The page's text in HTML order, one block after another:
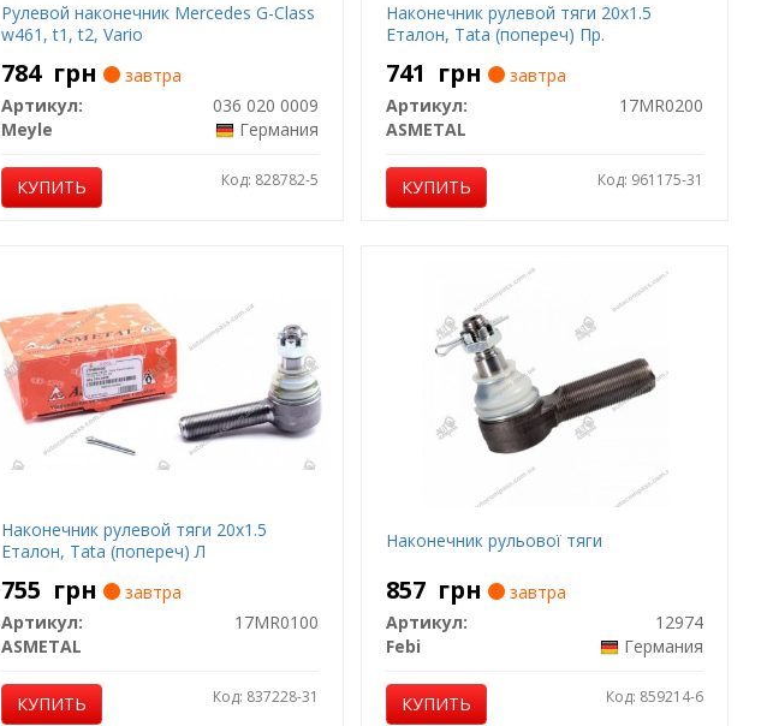
Рулевой наконечник Mercedes G-Class
w461, t1, t2, Vario
784 грн
завтра
Артикул:
036 020 0009
Meyle
Германия
КУПИТЬ Код: 828782-5
Наконечник рулевой тяги 20x1.5
Еталон, Tata (попереч) Пр.
741 грн
завтра
Артикул:
17MR0200
ASMETAL
КУПИТЬ Код: 961175-31
Наконечник рулевой тяги 20x1.5
Еталон, Tata (попереч) Л
755 грн
завтра
Артикул:
17MR0100
ASMETAL
КУПИТЬ Код: 837228-31
Наконечник рульової тяги
857 грн
завтра
Артикул:
12974
Febi
Германия
КУПИТЬ Код: 859214-6